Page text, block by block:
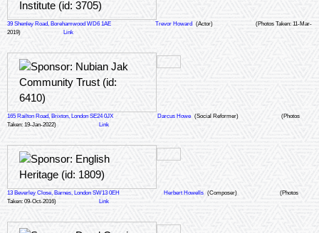
39 Shenley Road, Borehamwood WD6 1AE Trevor Howard (Actor)
(Photos Taken: 11-Mar-
2019)
Link
165 Railton Road, Brixton, London SE24 0JX Darcus Howe (Social Reformer)
(Photos
Taken: 19-Jan-2022)
Link
13 Beverley Close, Barnes, London SW13 0EH Herbert Howells (Composer)
(Photos
Taken: 09-Oct-2016)
Link